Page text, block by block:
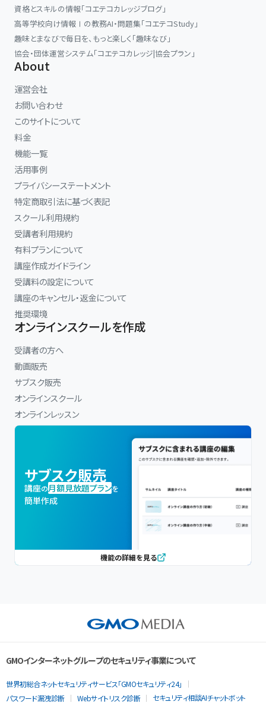
資格とスキルの情報「コエテコカレッジブログ」
高等学校向け情報Ⅰの教務AI・問題集「コエテコStudy」
趣味とまなびで毎日を、もっと楽しく「趣味なび」
協会・団体運営システム「コエテコカレッジ|協会プラン」
About
運営会社
お問い合わせ
このサイトについて
料金
機能一覧
活用事例
プライバシーステートメント
特定商取引法に基づく表記
スクール利用規約
受講者利用規約
有料プランについて
講座作成ガイドライン
受講料の設定について
講座のキャンセル・返金について
推奨環境
オンラインスクールを作成
受講者の方へ
動画販売
サブスク販売
オンラインスクール
オンラインレッスン
サブスク販売
講座の月額見放題プランを
簡単作成
機能の詳細を見る
GMOインターネットグループのセキュリティ事業について
世界初総合ネットセキュリティサービス「GMOセキュリティ24」
パスワード漏洩診断
Webサイトリスク診断
セキュリティ相談AIチャットボット